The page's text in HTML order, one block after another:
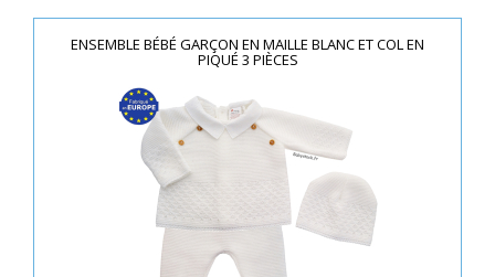
ENSEMBLE BÉBÉ GARÇON EN MAILLE BLANC ET COL EN
PIQUÉ 3 PIÈCES